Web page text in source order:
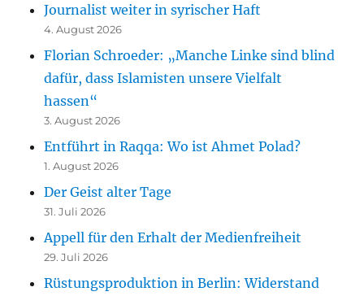
Journalist weiter in syrischer Haft
4. August 2026
Florian Schroeder: „Manche Linke sind blind
dafür, dass Islamisten unsere Vielfalt
hassen“
3. August 2026
Entführt in Raqqa: Wo ist Ahmet Polad?
1. August 2026
Der Geist alter Tage
31. Juli 2026
Appell für den Erhalt der Medienfreiheit
29. Juli 2026
Rüstungsproduktion in Berlin: Widerstand